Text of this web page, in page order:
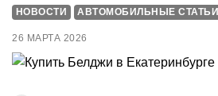
НОВОСТИ АВТОМОБИЛЬНЫЕ СТАТЬИ
26 МАРТА 2026